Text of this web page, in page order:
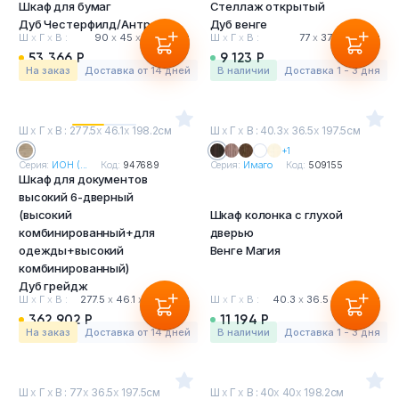
Шкаф для бумаг
Дуб Честерфилд/Антрацит
Ш х Г х В : 90 х45 х205.6 см
53 366 Р
На заказ Доставка от 14 дней
Стеллаж открытый
Дуб венге
Ш х Г х В : 77 х 37 200 см
9 123 Р
в наличии Доставка 1 - 3 дня
Ш х Г х В : 277.5х 46.1х 198.2см
Серия: ИОН (... Код: 947689
Шкаф для документов
высокий 6-дверный
(высокий
комбинированный+для
одежды+высокий
комбинированный)
Дуб грейдж
Ш х Г х В : 277.5 х46.1 х 198.2 см
362 902 Р
На заказ Доставка от 14 дней
Ш х Г х В : 40.3х 36.5х 197.5см
+1
Серия: Имаго Код: 509155
Шкаф колонка с глухой
дверью
Венге Магия
Ш х Г х В : 40.3 х 36.5х 197.5 см
11 194 Р
в наличии Доставка 1 - 3 дня
Ш х Г х В : 77х 36.5х 197.5см Ш х Г х В : 40х 40х 198.2см